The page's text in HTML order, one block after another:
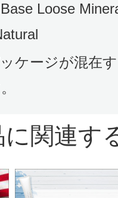
：2016年10月
様
ルメイク/ツヤ/
/肌色コントロー
）
ドのミネラル
、入荷されない
Loose
ケージが混在
に関連す